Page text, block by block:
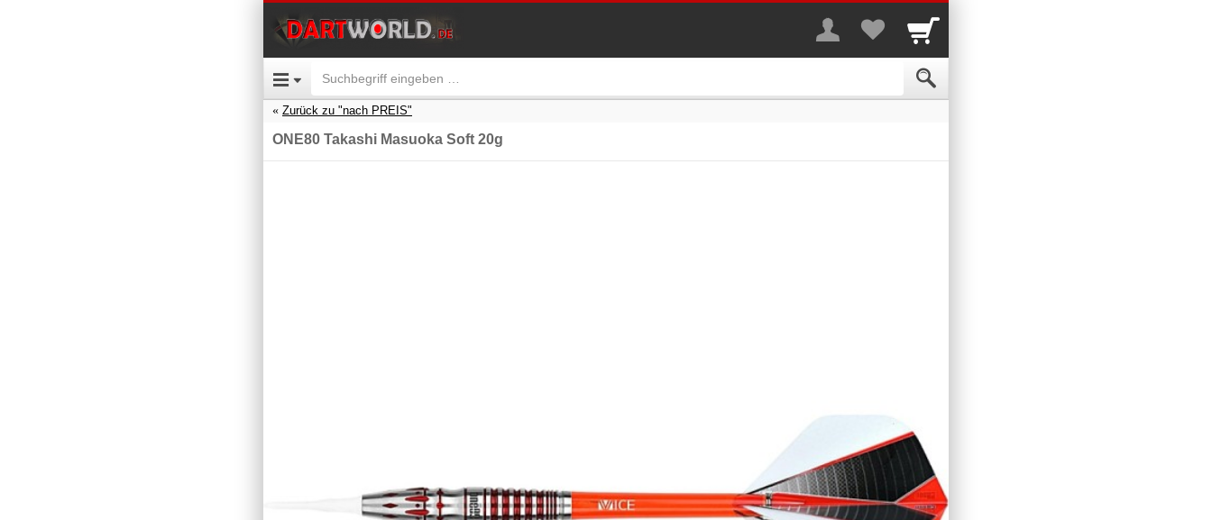
Zurück zu "nach PREIS"
ONE80 Takashi Masuoka Soft 20g